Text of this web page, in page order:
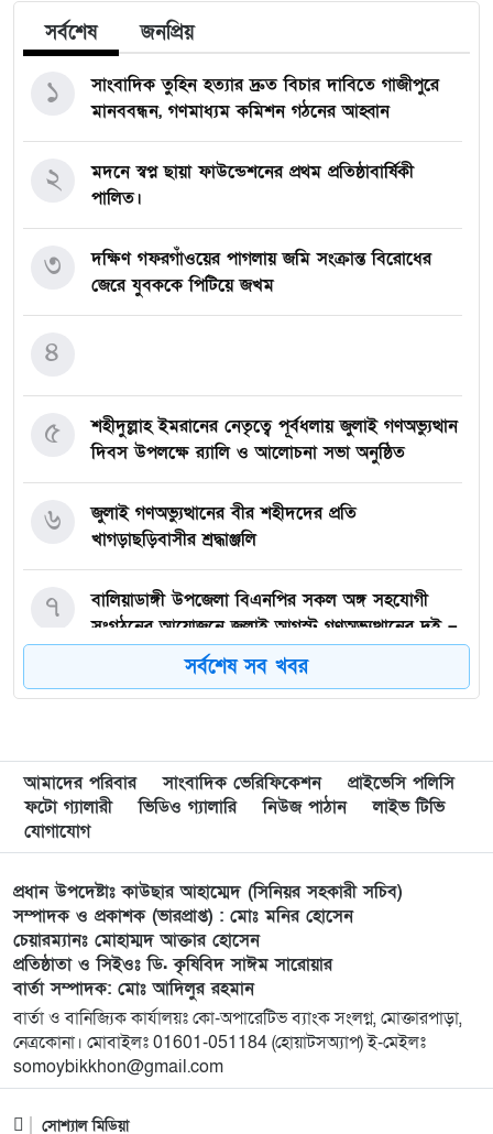
সর্বশেষ জনপ্রিয়
সাংবাদিক তুহিন হত্যার দ্রুত বিচার দাবিতে গাজীপুরে
মানববন্ধন, গণমাধ্যম কমিশন গঠনের আহ্বান
১
মদনে স্বপ্ন ছায়া ফাউন্ডেশনের প্রথম প্রতিষ্ঠাবার্ষিকী
পালিত।
২
দক্ষিণ গফরগাঁওয়ের পাগলায় জমি সংক্রান্ত বিরোধের
জেরে যুবককে পিটিয়ে জখম
৩
৪
শহীদুল্লাহ ইমরানের নেতৃত্বে পূর্বধলায় জুলাই গণঅভ্যুত্থান
দিবস উপলক্ষে র‍্যালি ও আলোচনা সভা অনুষ্ঠিত
৫
জুলাই গণঅভ্যুত্থানের বীর শহীদদের প্রতি
খাগড়াছড়িবাসীর শ্রদ্ধাঞ্জলি
৬
বালিয়াডাঙ্গী উপজেলা বিএনপির সকল অঙ্গ সহযোগী
সংগঠনের আয়োজনে জুলাই আগস্ট গণঅভ্যুত্থানের দুই –
বছর পূর্তি উপলক্ষে আনন্দ মিছিল ও শোভাযাত্রা অনুষ্ঠিত,
৭
লংগাইরে মোহাইমিনুল ইসলাম জনির সমর্থনে বিশাল
উঠান বৈঠক। যোগ্যতা ও নতুন নেতৃত্বের প্রতীক জনিই
সেরা
৯
মুন্সী ছাবির উদ্দিন আহ্ম্মদ ওয়াক্ ফ এস্টেট লামকাইন
জামে মসজিদের নতুন ব্যবস্থাপনা কমিটি গঠন:
১০
পূর্বধলায় যে বিদ্যালয়ে পড়েছেন, সেই বিদ্যালয়েই এমপি
হিসেবে সংবর্ধিত মানসুরা আলম
১১
বি এনপি নেতা কে মারধর দলিল লেখক রহিছ কে প্রধান
আসামি করে থানায় অভিযোগ। ‎
১২
সর্বশেষ সব খবর
আমাদের পরিবার সাংবাদিক ভেরিফিকেশন
প্রাইভেসি পলিসি
ফটো গ্যালারী
ভিডিও গ্যালারি নিউজ পাঠান
লাইভ টিভি
যোগাযোগ
প্রধান উপদেষ্টাঃ কাউছার আহাম্মেদ (সিনিয়র সহকারী সচিব)
সম্পাদক ও প্রকাশক (ভারপ্রাপ্ত) : মোঃ মনির হোসেন
চেয়ারম্যানঃ মোহাম্মদ আক্তার হোসেন
প্রতিষ্ঠাতা ও সিইওঃ ডি. কৃষিবিদ সাঈম সারোয়ার
বার্তা সম্পাদক: মোঃ আদিলুর রহমান
বার্তা ও বানিজ্যিক কার্যালয়ঃ কো-অপারেটিভ ব্যাংক সংলগ্ন, মোক্তারপাড়া,
নেত্রকোনা। মোবাইলঃ 01601-051184 (হোয়াটসঅ্যাপ) ই-মেইলঃ
somoybikkhon@gmail.com
সোশ্যাল মিডিয়া